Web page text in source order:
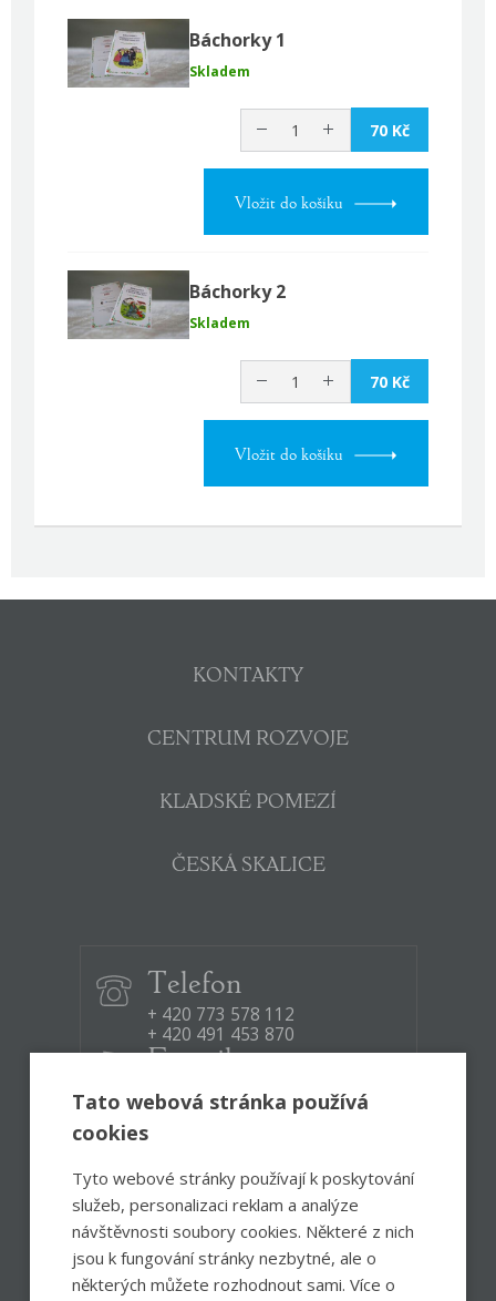
Báchorky 1
Skladem
70 Kč
Vložit do košíku
Báchorky 2
Skladem
70 Kč
Vložit do košíku
KONTAKTY
CENTRUM ROZVOJE
KLADSKÉ POMEZÍ
ČESKÁ SKALICE
Telefon
+ 420 773 578 112
+ 420 491 453 870
E-mail
infocentrum@ceskoskalicko.cz
8:30 – 12:00, 12:30 – 17:00
8:00 – 13:00
FacebookInstagram
Tato webová stránka používá
cookies
Tyto webové stránky používají k poskytování
služeb, personalizaci reklam a analýze
návštěvnosti soubory cookies. Některé z nich
jsou k fungování stránky nezbytné, ale o
některých můžete rozhodnout sami. Více o